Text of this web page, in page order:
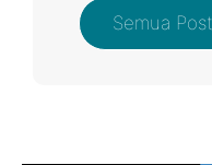
Semua